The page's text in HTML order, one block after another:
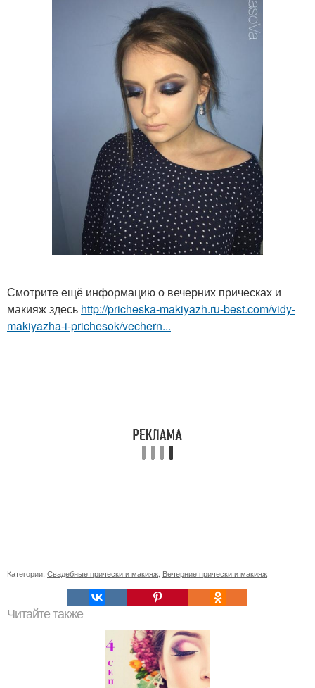
Смотрите ещё информацию о вечерних прическах и
макияж здесь http://pricheska-makiyazh.ru-best.com/vidy-
makiyazha-i-prichesok/vechern...
Категории: Свадебные прически и макияж Вечерние прически и макияж
Читайте также